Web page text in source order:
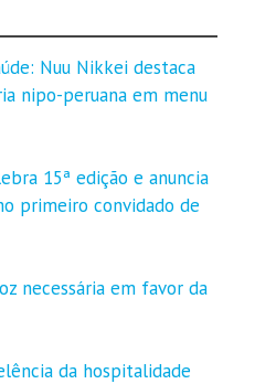
Nuu Nikkei destaca
nipo-peruana em menu
15ª edição e anuncia
primeiro convidado de
necessária em favor da
da hospitalidade